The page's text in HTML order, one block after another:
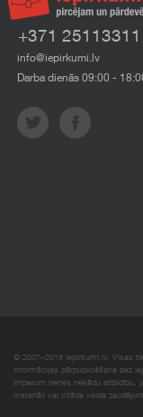
+371 25113311
info@iepirkumi.lv
Darba dienās 09:00 -
© 2007–2018 Iepirkumi.lv. Visas
Informācijas pārpublicēšana bez
Imperum nenes nekādu atbildību,
materiāli vai citāda veida